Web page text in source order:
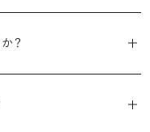
そして年齢を重ねた手にも
？